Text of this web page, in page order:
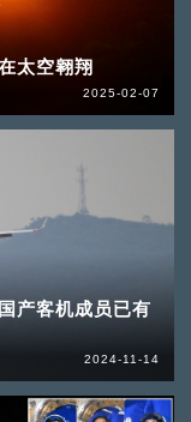
太空翱翔
2025-02-07
产客机成员已有
2024-11-14